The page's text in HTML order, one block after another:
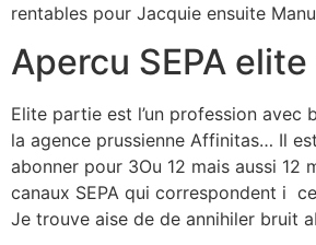
rentables pour Jacquie ensuite
Apercu SEPA
Elite partie est l’un profession avec
la agence prussienne Affinitas… Il
abonner pour 3Ou 12 mais aussi 12
canaux SEPA qui correspondent i
Je trouve aise de de annihiler bruit